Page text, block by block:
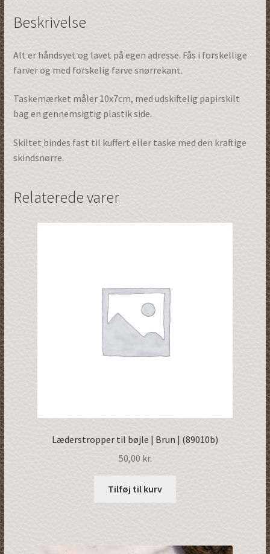
Beskrivelse
Alt er håndsyet og lavet på egen adresse. Fås i forskellige
farver og med forskelig farve snørrekant.
Taskemærket måler 10x7cm, med udskiftelig papirskilt
bag en gennemsigtig plastik side.
Skiltet bindes fast til kuffert eller taske med den kraftige
skindsnørre.
Relaterede varer
Læderstropper til bøjle | Brun | (89010b)
50,00 kr.
Tilføj til kurv